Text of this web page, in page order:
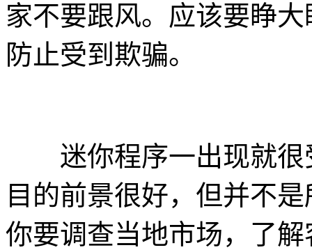
家不要跟风。应该要睁
防止受到欺骗。
迷你程序一出现就很
目的前景很好，但并不
你要调查当地市场，了